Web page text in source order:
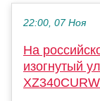
22:00, 07 Ноя
На
изогнутый